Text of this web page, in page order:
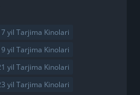
yil Tarjima Kinolari
yil Tarjima Kinolari
yil Tarjima Kinolari
yil Tarjima Kinolari